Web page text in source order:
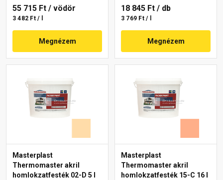
55 715 Ft / vödör
3 482 Ft / l
Megnézem
18 845 Ft / db
3 769 Ft / l
Megnézem
Masterplast
Thermomaster akril
homlokzatfesték 02-D 5 l
Masterplast
Thermomaster akril
homlokzatfesték 15-C 16 l